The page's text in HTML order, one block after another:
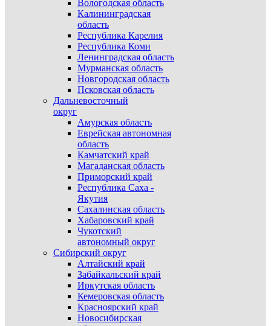
Вологодская область
Калининградская
область
Республика Карелия
Республика Коми
Ленинградская область
Мурманская область
Новгородская область
Псковская область
Дальневосточный
округ
Амурская область
Еврейская автономная
область
Камчатский край
Магаданская область
Приморский край
Республика Саха -
Якутия
Сахалинская область
Хабаровский край
Чукотский
автономный округ
Сибирский округ
Алтайский край
Забайкальский край
Иркутская область
Кемеровская область
Красноярский край
Новосибирская